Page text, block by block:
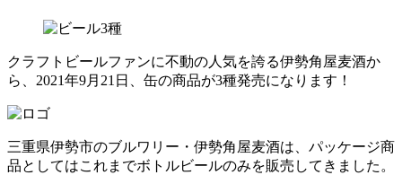
クラフトビールファンに不動の人気を誇る伊勢角屋麦酒か
ら、2021年9月21日、缶の商品が3種発売になります！
三重県伊勢市のブルワリー・伊勢角屋麦酒は、パッケージ商
品としてはこれまでボトルビールのみを販売してきました。